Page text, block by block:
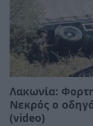
Λακωνία:
Νεκρός ο
(video)